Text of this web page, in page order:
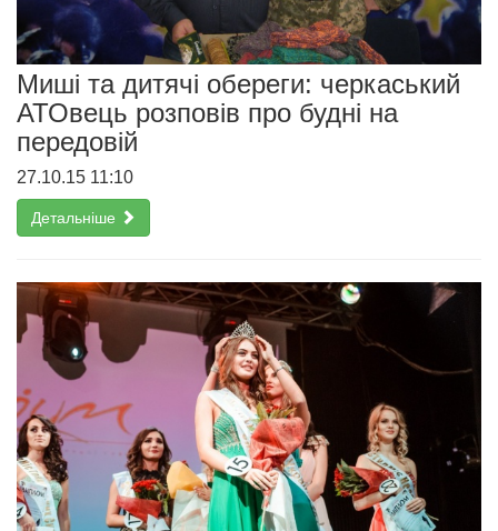
Миші та дитячі обереги: черкаський
АТОвець розповів про будні на
передовій
27.10.15 11:10
Детальніше